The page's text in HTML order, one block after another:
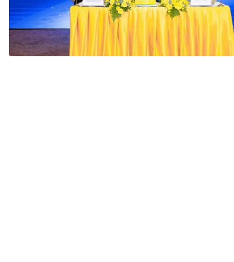
Bộ Chuẩn mực Đạo đức nghề nghiệp
Đối tác